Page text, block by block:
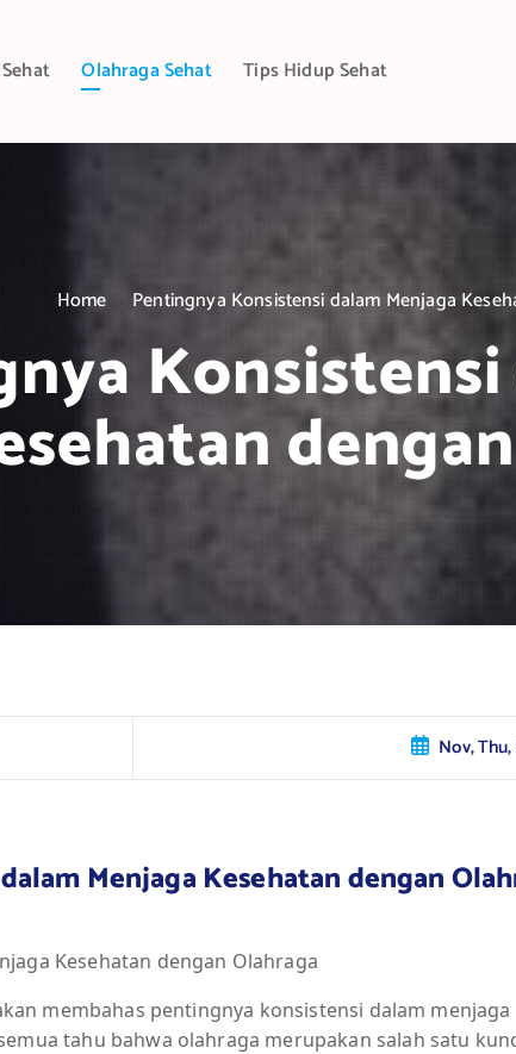
Olahraga Sehat Tips Hidup Sehat
Home Pentingnya Konsistensi dalam Menjaga
Nov,
Menjaga Kesehatan dengan
Kesehatan dengan Olahraga
membahas pentingnya konsistensi dalam menjaga
tahu bahwa olahraga merupakan salah satu